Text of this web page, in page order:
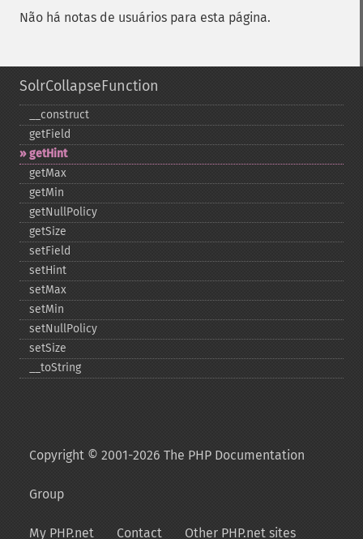
Não há notas de usuários para esta página.
SolrCollapseFunction
_​_​construct
getField
getHint
getMax
getMin
getNullPolicy
getSize
setField
setHint
setMax
setMin
setNullPolicy
setSize
_​_​toString
Copyright © 2001-2026 The PHP Documentation
Group
My PHP.net Contact Other PHP.net sites